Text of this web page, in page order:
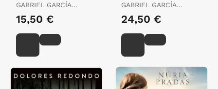
GABRIEL GARCÍA
15,50 €
GABRIEL GARCÍA
24,50 €